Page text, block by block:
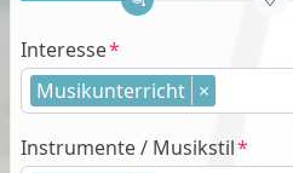
Interesse
Musikunterricht ×
Instrumente / Musikstil